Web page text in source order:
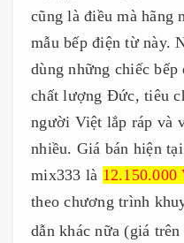
cũng là điều mà hãng
mẫu bếp điện từ này.
dùng những chiếc
chất lượng Đức, tiêu
người Việt lắp ráp và
nhiều. Giá bán hiện
mix333 là
theo chương trình
dẫn khác nữa (giá